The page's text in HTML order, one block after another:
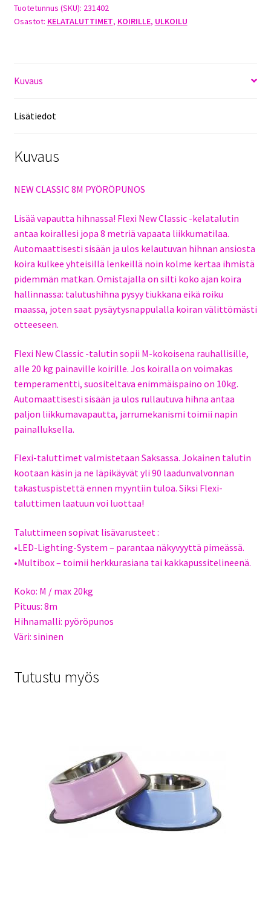
8M
PYÖRÖPUNOS
Tuotetunnus (SKU): 231402
Osastot: KELATALUTTIMET, KOIRILLE, ULKOILU
Kuvaus
Lisätiedot
Kuvaus
NEW CLASSIC 8M PYÖRÖPUNOS
Lisää vapautta hihnassa! Flexi New Classic -kelatalutin
antaa koirallesi jopa 8 metriä vapaata liikkumatilaa.
Automaattisesti sisään ja ulos kelautuvan hihnan ansiosta
koira kulkee yhteisillä lenkeillä noin kolme kertaa ihmistä
pidemmän matkan. Omistajalla on silti koko ajan koira
hallinnassa: talutushihna pysyy tiukkana eikä roiku
maassa, joten saat pysäytysnappulalla koiran välittömästi
otteeseen.
Flexi New Classic -talutin sopii M-kokoisena rauhallisille,
alle 20 kg painaville koirille. Jos koiralla on voimakas
temperamentti, suositeltava enimmäispaino on 10kg.
Automaattisesti sisään ja ulos rullautuva hihna antaa
paljon liikkumavapautta, jarrumekanismi toimii napin
painalluksella.
Flexi-taluttimet valmistetaan Saksassa. Jokainen talutin
kootaan käsin ja ne läpikäyvät yli 90 laadunvalvonnan
takastuspistettä ennen myyntiin tuloa. Siksi Flexi-
taluttimen laatuun voi luottaa!
Taluttimeen sopivat lisävarusteet :
•LED-Lighting-System – parantaa näkyvyyttä pimeässä.
•Multibox – toimii herkkurasiana tai kakkapussitelineenä.
Koko: M / max 20kg
Pituus: 8m
Hihnamalli: pyöröpunos
Väri: sininen
Tutustu myös